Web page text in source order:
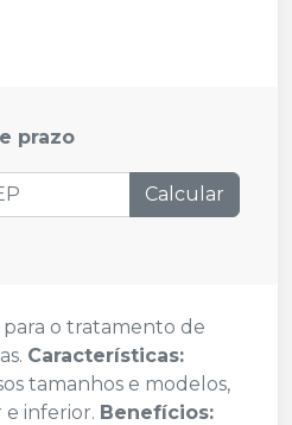
prazo
Calcular
o tratamento de
Características:
tamanhos e modelos,
e inferior. Benefícios: